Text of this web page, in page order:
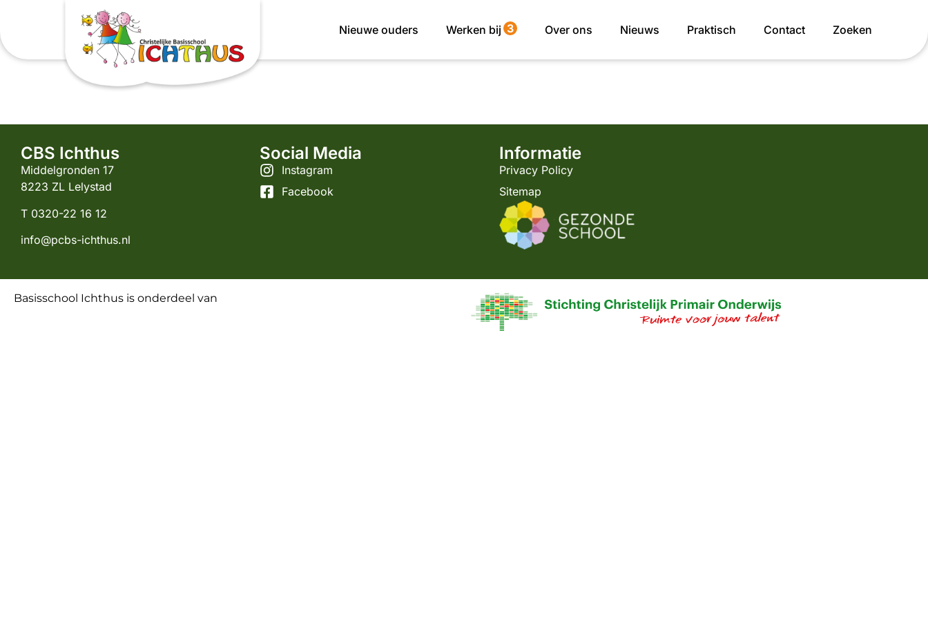
Nieuwe ouders Werken bij 3 Over ons Nieuws Praktisch Contact Zoeken
Meester Timo
leerkrachtondersteuner
CBS Ichthus
Middelgronden 17
8223 ZL Lelystad
T 0320-22 16 12
info@pcbs-ichthus.nl
Social Media
Instagram
Facebook
Informatie
Privacy Policy
Sitemap
Basisschool Ichthus is onderdeel van